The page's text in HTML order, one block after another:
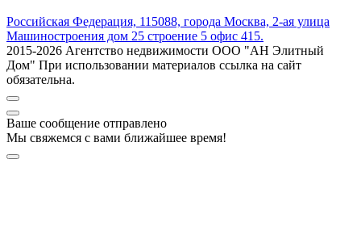
Российская Федерация, 115088, города Москва, 2-ая улица
Машиностроения дом 25 строение 5 офис 415.
2015-2026 Агентство недвижимости ООО "АН Элитный
Дом" При использовании материалов ссылка на сайт
обязательна.
Ваше сообщение отправлено
Мы свяжемся с вами ближайшее время!